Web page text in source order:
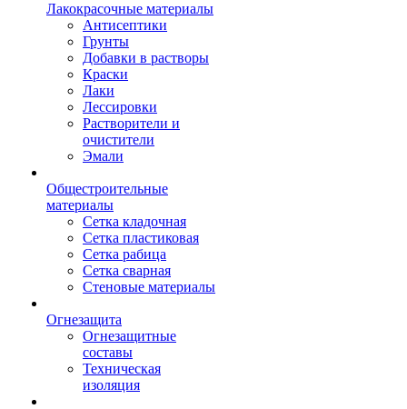
Лакокрасочные материалы
Антисептики
Грунты
Добавки в растворы
Краски
Лаки
Лессировки
Растворители и
очистители
Эмали
Общестроительные
материалы
Сетка кладочная
Сетка пластиковая
Сетка рабица
Сетка сварная
Стеновые материалы
Огнезащита
Огнезащитные
составы
Техническая
изоляция